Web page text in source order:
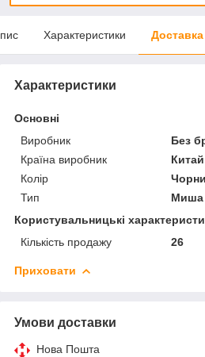
Характеристики Доставка
Характеристики
Основні
Виробник
Без
Країна виробник
Китай
Колір
Тип
Миша
Користувальницькі
Кількість продажу
26
Приховати
Умови доставки
Нова Пошта